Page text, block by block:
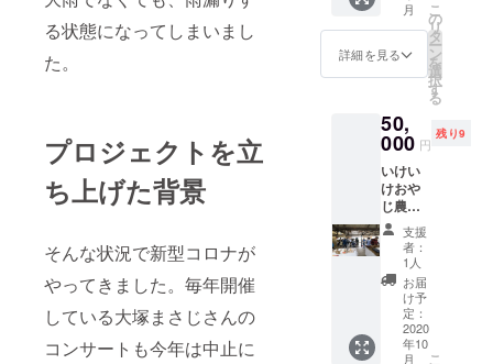
る状態になってしまいまし
た。
プロジェクトを立
ち上げた背景
そんな状況で新型コロナが
やってきました。毎年開催
している大塚まさじさんの
コンサートも今年は中止に
ポンを
ます。
使用期
12月25
日から
2021年
5月30日
まで。
ち上げ
ともに
お一人
の方に
ついて
はチ
ケット
の優先
取得を
お付け
しま
す。 コ
ンサー
トの日
程は現
在調整
中で
食事券
3,000円
分 にこ
いちさ
んの主
ス
キー、
メー
カーズ
マーク
を今回
のクラ
ウド
ファン
ディン
グチャ
レンジ
限定で
ボトル
月
詳細を見る
こ
の
リ
タ
ー
ン
を
選
択
す
る
50,
000 円
残り9
いけい
けおや
じ農場
の一日
貸切権
屋内
BBQで
きま
す！ラ
イブ会
場にも
支援
者：
1人
お届
け予
定：
2020
年10
月
こ